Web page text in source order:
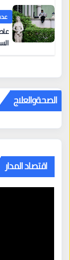
الصحةوالعلاج
اقتصاد المدار